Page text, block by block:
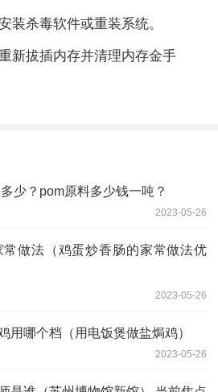
装杀毒软件或重装系统。
新拔插内存并清理内存金手
少？pom原料多少钱一吨？
2023-05-26
做法（鸡蛋炒香肠的家常做法优
2023-05-26
用哪个档（用电饭煲做盐焗鸡）
2023-05-26